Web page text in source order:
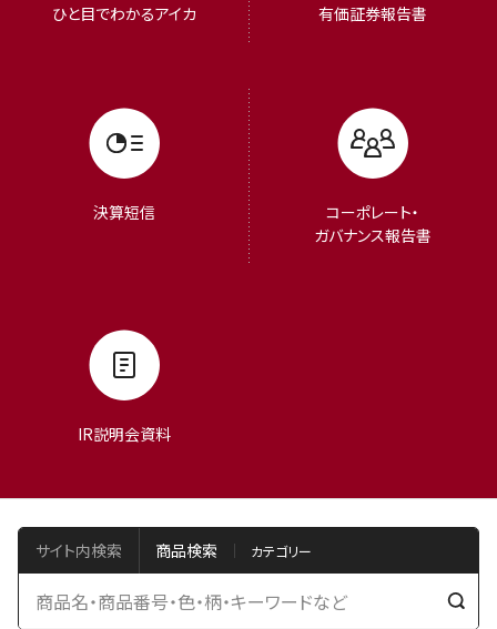
ひと目でわかるアイカ 有価証券報告書
決算短信
コーポレート・
ガバナンス報告書
IR説明会資料
サイト内検索 商品検索
検